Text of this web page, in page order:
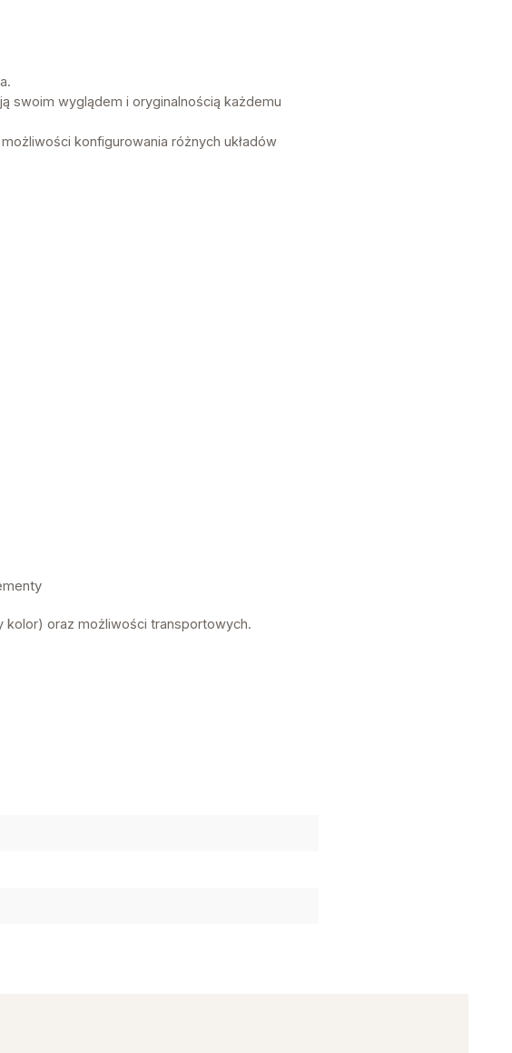
swoim wyglądem i oryginalnością każdemu
konfigurowania różnych układów
kolor) oraz możliwości transportowych.